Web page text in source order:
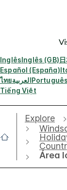
InglêsInglês (GB)
Español (España)
ไทยالعربية
Tiếng Việt
Explore
Área